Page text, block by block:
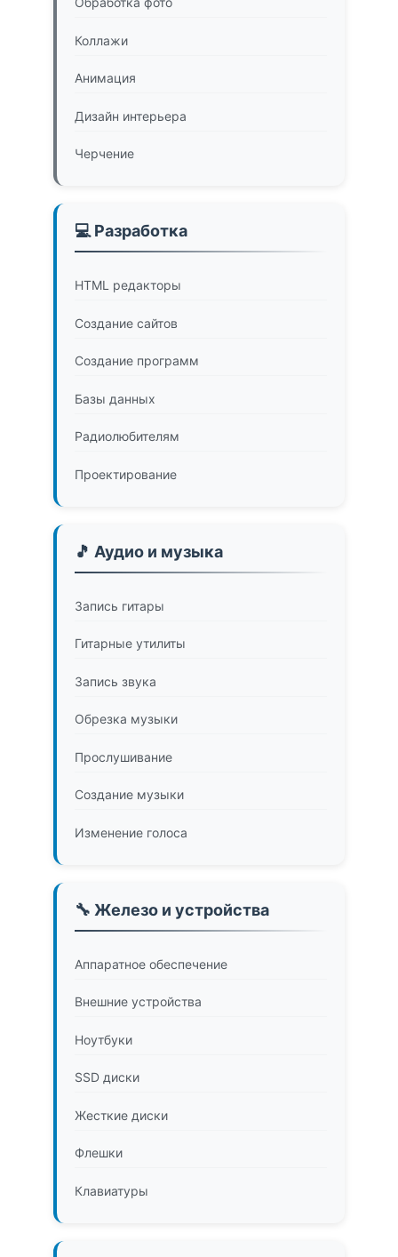
Коллажи
Анимация
Дизайн интерьера
Черчение
💻 Разработка
HTML редакторы
Создание сайтов
Создание программ
Базы данных
Радиолюбителям
Проектирование
🎵 Аудио и музыка
Запись гитары
Гитарные утилиты
Запись звука
Обрезка музыки
Прослушивание
Создание музыки
Изменение голоса
🔧 Железо и устройства
Аппаратное обеспечение
Внешние устройства
Ноутбуки
SSD диски
Жесткие диски
Флешки
Клавиатуры